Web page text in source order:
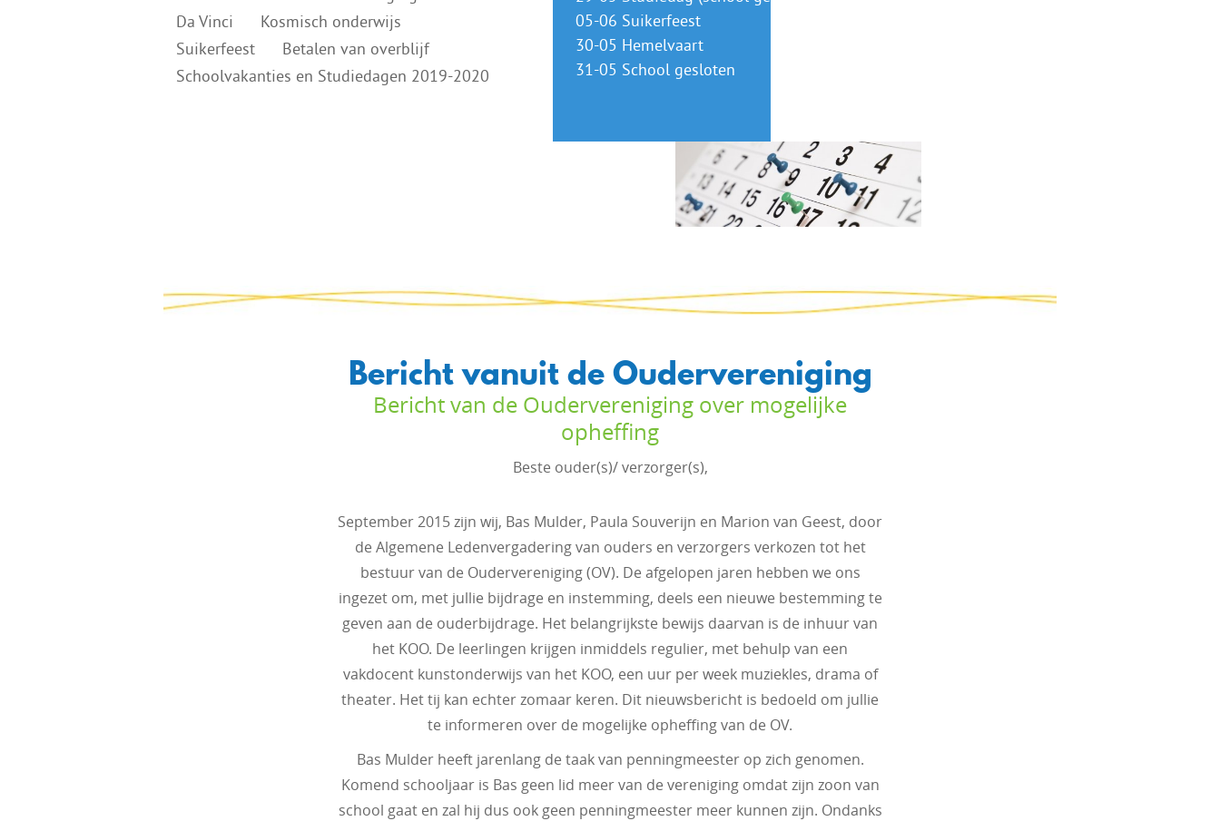
Da Vinci
Kosmisch onderwijs
Suikerfeest
Betalen van overblijf
Schoolvakanties en Studiedagen 2019-2020
05-06 Suikerfeest
30-05 Hemelvaart
31-05 School gesloten
Bericht vanuit de Oudervereniging
Bericht van de Oudervereniging over mogelijke
opheffing
Beste ouder(s)/ verzorger(s),
September 2015 zijn wij, Bas Mulder, Paula Souverijn en Marion van Geest, door
de Algemene Ledenvergadering van ouders en verzorgers verkozen tot het
bestuur van de Oudervereniging (OV). De afgelopen jaren hebben we ons
ingezet om, met jullie bijdrage en instemming, deels een nieuwe bestemming te
geven aan de ouderbijdrage. Het belangrijkste bewijs daarvan is de inhuur van
het KOO. De leerlingen krijgen inmiddels regulier, met behulp van een
vakdocent kunstonderwijs van het KOO, een uur per week muziekles, drama of
theater. Het tij kan echter zomaar keren. Dit nieuwsbericht is bedoeld om jullie
te informeren over de mogelijke opheffing van de OV.
Bas Mulder heeft jarenlang de taak van penningmeester op zich genomen.
Komend schooljaar is Bas geen lid meer van de vereniging omdat zijn zoon van
school gaat en zal hij dus ook geen penningmeester meer kunnen zijn. Ondanks